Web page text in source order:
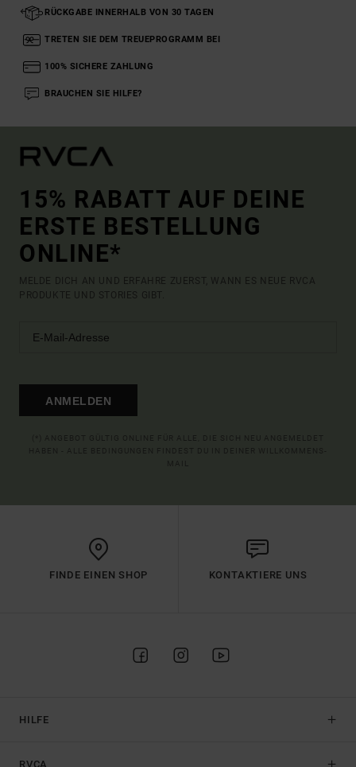
RÜCKGABE INNERHALB VON 30 TAGEN
TRETEN SIE DEM TREUEPROGRAMM BEI
100% SICHERE ZAHLUNG
BRAUCHEN SIE HILFE?
15% RABATT AUF DEINE
ERSTE BESTELLUNG
ONLINE*
MELDE DICH AN UND ERFAHRE ZUERST, WANN ES NEUE RVCA
PRODUKTE UND STORIES GIBT.
ANMELDEN
FINDE EINEN SHOP KONTAKTIERE UNS
HILFE
RVCA